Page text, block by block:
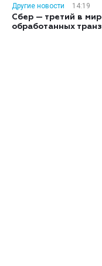
Другие новости
14:19
Сбер — третий в
обработанных